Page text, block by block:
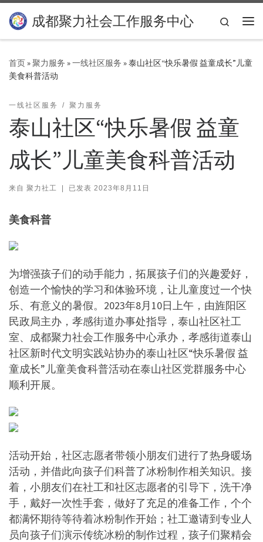
Skip to content
成都聚力社会工作服务中心
Search
首页»聚力服务 »一线社区服务 »泰山社区“快乐暑假 益童成长”儿童
美食科普活动
一线社区服务 聚力服务
泰山社区“快乐暑假 益童
成长”儿童美食科普活动
来自 聚力社工 | 已发表 2023年8月11日
美食科普
为增强孩子们的动手能力，拓展孩子们的兴趣爱好，
创造一个愉快的学习和体验环境，让儿童度过一个快
乐、有意义的暑假。2023年8月10日上午，由旌阳区
民政局主办，孝感街道办事处指导，泰山社区社工
室、成都聚力社会工作服务中心承办，孝感街道泰山
社区新时代文明实践站协办的泰山社区“快乐暑假 益
童成长”儿童美食科普活动在泰山社区党群服务中心
顺利开展。
活动开始，社区志愿者带领小朋友们进行了热身暖场
活动，并借此向孩子们科普了冰粉制作相关知识。接
着，小朋友们在社工和社区志愿者的引导下，洗干净
手，戴好一次性手套，做好了充足的准备工作，个个
都满怀期待等待着冰粉制作开始；社工邀请到专业人
员向孩子们演示传统冰粉的制作过程，孩子们聚精会